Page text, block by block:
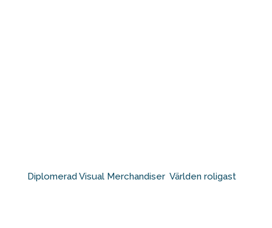
Diplomerad Visual Merchandiser⁠ ⁠ Världen roligast